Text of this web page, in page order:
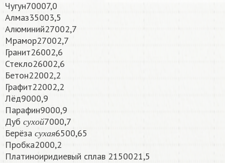
Чугун70007,0
Алмаз35003,5
Алюминий27002,7
Мрамор27002,7
Гранит26002,6
Стекло26002,6
Бетон22002,2
Графит22002,2
Лёд9000,9
Парафин9000,9
Дуб
с у х о й
сухой7000,7
Берёза
с у хая
сух ая6500,65
Пробка2000,2
Платиноиридиевый сплав 2150021,5